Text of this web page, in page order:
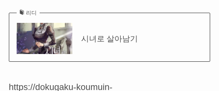
리디
시녀로 살아남기
https://dokugaku-koumuin-